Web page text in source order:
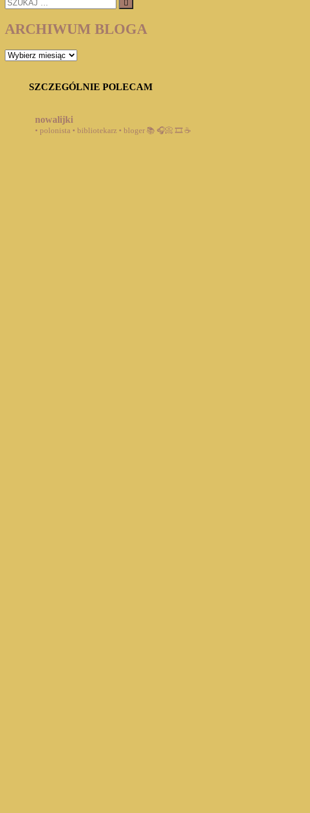
…
ARCHIWUM BLOGA
ARCHIWUM
SZCZEGÓLNIE POLECAM
nowalijki
• polonista • bibliotekarz • bloger 📚 🎧📀 🎞️ ☕️